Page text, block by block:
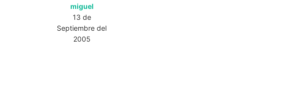
miguel
13 de
Septiembre del
2005